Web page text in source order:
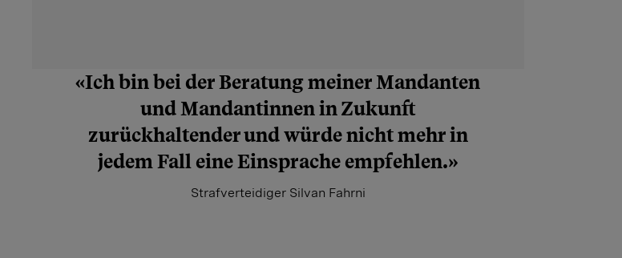
«Ich bin bei der Beratung meiner Mandanten
und Mandantinnen in Zukunft
zurückhaltender und würde nicht mehr in
jedem Fall eine Einsprache empfehlen.»
Strafverteidiger Silvan Fahrni